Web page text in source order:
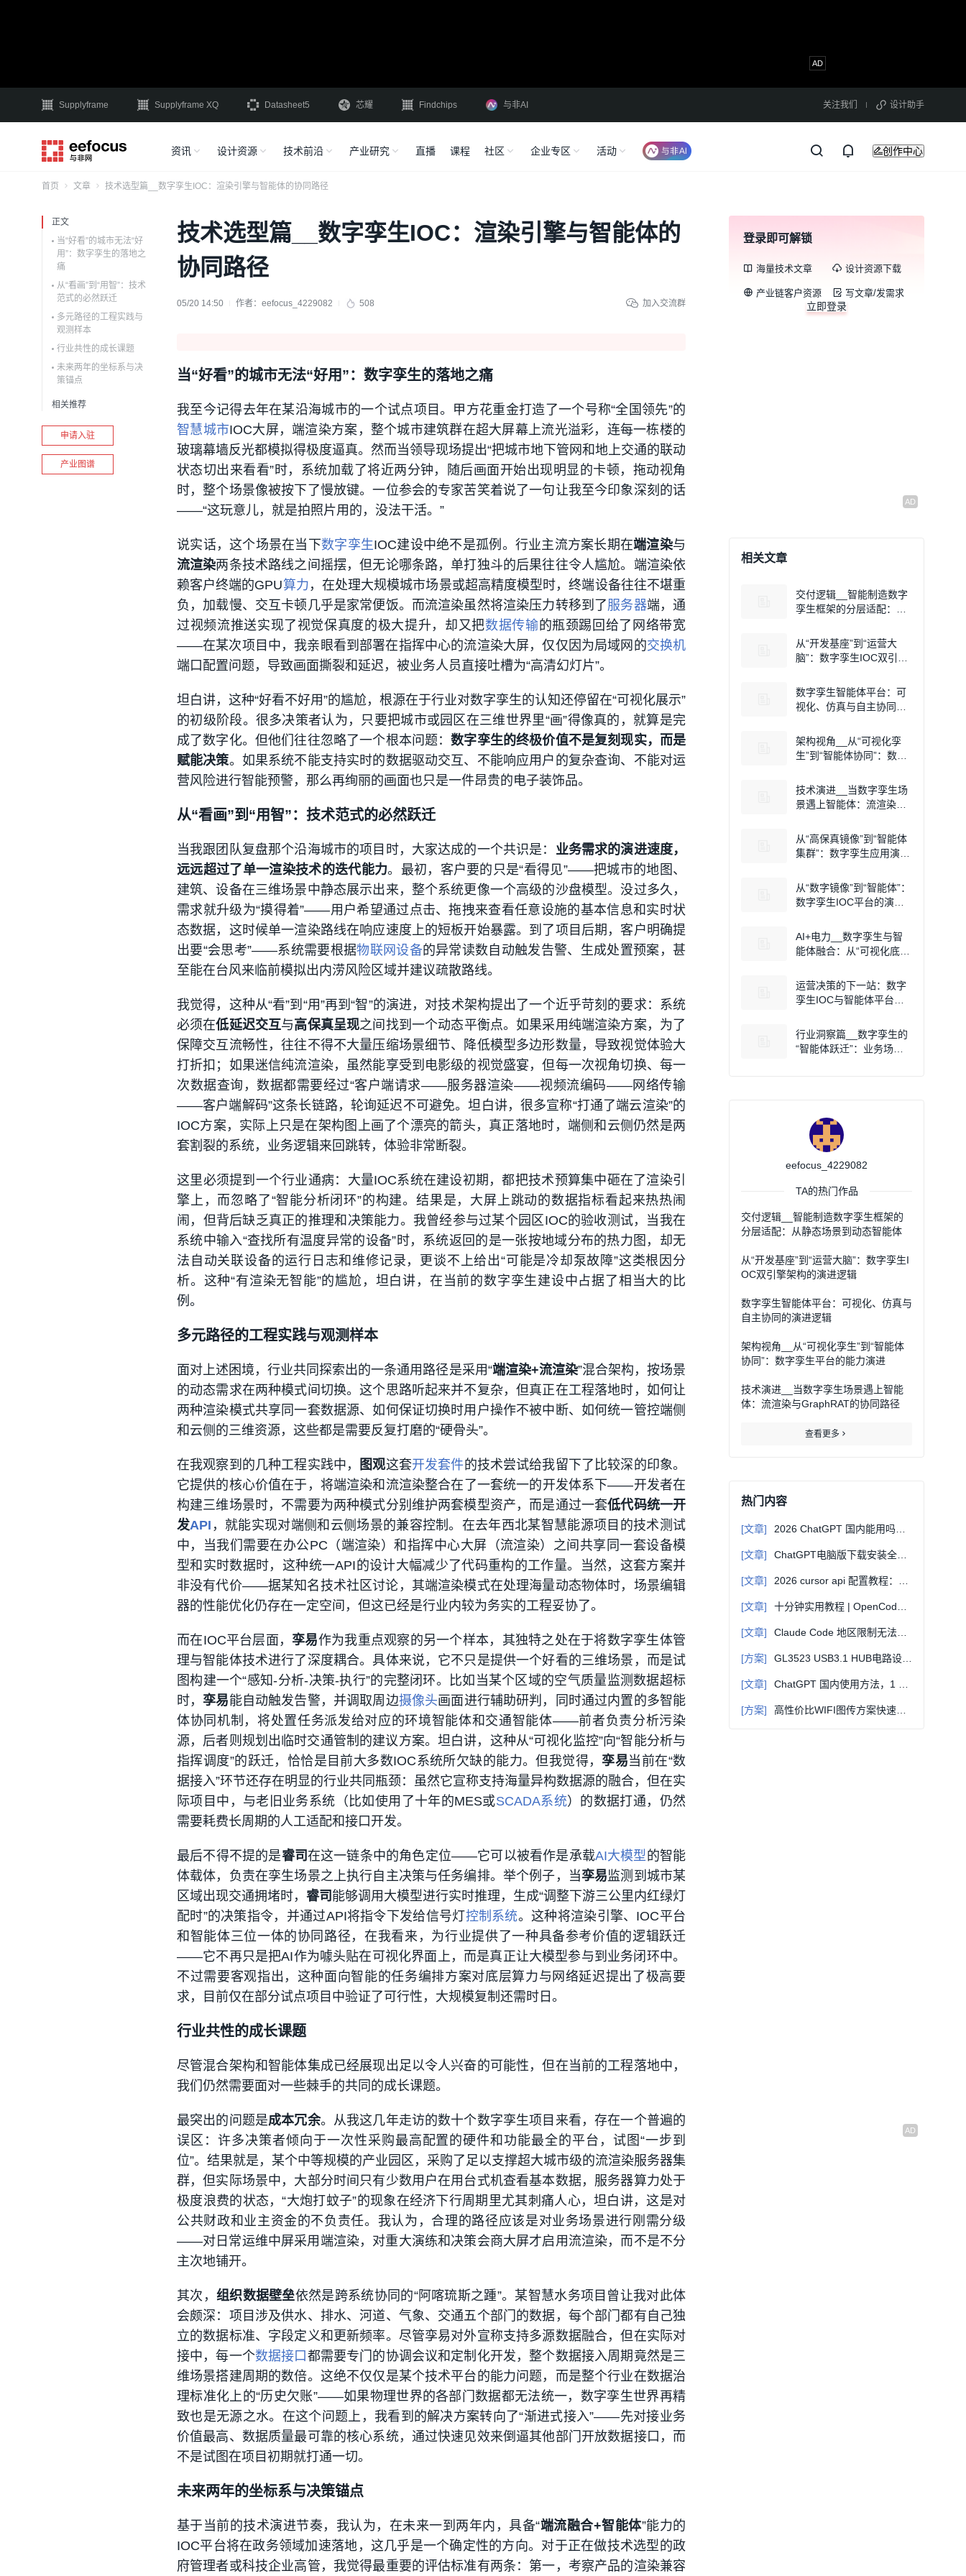
Supplyframe Supplyframe XQ Datasheet5 芯耀 Findchips 与非AI 关注我们 设计助手
资讯 设计资源 技术前沿 产业研究 直播 课程 社区 企业专区 活动 创作中心
首页 文章 技术选型篇__数字孪生IOC：渲染引擎与智能体的协同路径
正文
当“好看”的城市无法“好
用”：数字孪生的落地之
痛
从“看画”到“用智”：技术
范式的必然跃迁
多元路径的工程实践与
观测样本
行业共性的成长课题
未来两年的坐标系与决
策锚点
相关推荐
申请入驻
产业图谱
技术选型篇__数字孪生IOC：渲染引擎与智能体的
协同路径
05/20 14:50 作者： eefocus_4229082 508 加入交流群
当“好看”的城市无法“好用”：数字孪生的落地之痛
我至今记得去年在某沿海城市的一个试点项目。甲方花重金打造了一个号称“全国领先”的
智慧城市IOC大屏，端渲染方案，整个城市建筑群在超大屏幕上流光溢彩，连每一栋楼的
玻璃幕墙反光都模拟得极度逼真。然而当领导现场提出“把城市地下管网和地上交通的联动
状态切出来看看”时，系统加载了将近两分钟，随后画面开始出现明显的卡顿，拖动视角
时，整个场景像被按下了慢放键。一位参会的专家苦笑着说了一句让我至今印象深刻的话
——“这玩意儿，就是拍照片用的，没法干活。”
说实话，这个场景在当下数字孪生IOC建设中绝不是孤例。行业主流方案长期在端渲染与
流渲染两条技术路线之间摇摆，但无论哪条路，单打独斗的后果往往令人尴尬。端渲染依
赖客户终端的GPU算力 ，在处理大规模城市场景或超高精度模型时，终端设备往往不堪重
负，加载慢、交互卡顿几乎是家常便饭。而流渲染虽然将渲染压力转移到了服务器端，通
过视频流推送实现了视觉保真度的极大提升，却又把数据传输的瓶颈踢回给了网络带宽
——在某次项目中，我亲眼看到部署在指挥中心的流渲染大屏，仅仅因为局域网的交换机
端口配置问题，导致画面撕裂和延迟，被业务人员直接吐槽为“高清幻灯片”。
坦白讲，这种“好看不好用”的尴尬，根源在于行业对数字孪生的认知还停留在“可视化展示”
的初级阶段。很多决策者认为，只要把城市或园区在三维世界里“画”得像真的，就算是完
成了数字化。但他们往往忽略了一个根本问题：数字孪生的终极价值不是复刻现实，而是
赋能决策。如果系统不能支持实时的数据驱动交互、不能响应用户的复杂查询、不能对运
营风险进行智能预警，那么再绚丽的画面也只是一件昂贵的电子装饰品。
从“看画”到“用智”：技术范式的必然跃迁
当我跟团队复盘那个沿海城市的项目时，大家达成的一个共识是： 业务需求的演进速度，
远远超过了单一渲染技术的迭代能力。最初，客户要的只是“看得见”——把城市的地图、
建筑、设备在三维场景中静态展示出来，整个系统更像一个高级的沙盘模型。没过多久，
需求就升级为“摸得着”——用户希望通过点击、拖拽来查看任意设施的基本信息和实时状
态数据，这时候单一渲染路线在响应速度上的短板开始暴露。到了项目后期，客户明确提
出要“会思考”——系统需要根据物联网设备的异常读数自动触发告警、生成处置预案，甚
至能在台风来临前模拟出内涝风险区域并建议疏散路线。
我觉得，这种从“看”到“用”再到“智”的演进，对技术架构提出了一个近乎苛刻的要求：系统
必须在低延迟交互与高保真呈现之间找到一个动态平衡点。如果采用纯端渲染方案，为了
保障交互流畅性，往往不得不大量压缩场景细节、降低模型多边形数量，导致视觉体验大
打折扣；如果迷信纯流渲染，虽然能享受到电影级的视觉盛宴，但每一次视角切换、每一
次数据查询，数据都需要经过“客户端请求——服务器渲染——视频流编码——网络传输
——客户端解码”这条长链路，轮询延迟不可避免。坦白讲，很多宣称“打通了端云渲染”的
IOC方案，实际上只是在架构图上画了个漂亮的箭头，真正落地时，端侧和云侧仍然是两
套割裂的系统，业务逻辑来回跳转，体验非常断裂。
这里必须提到一个行业通病：大量IOC系统在建设初期，都把技术预算集中砸在了渲染引
擎上，而忽略了“智能分析闭环”的构建。结果是，大屏上跳动的数据指标看起来热热闹
闹，但背后缺乏真正的推理和决策能力。我曾经参与过某个园区IOC的验收测试，当我在
系统中输入“查找所有温度异常的设备”时，系统返回的是一张按地域分布的热力图，却无
法自动关联设备的运行日志和维修记录，更谈不上给出“可能是冷却泵故障”这类根因分
析。这种“有渲染无智能”的尴尬，坦白讲，在当前的数字孪生建设中占据了相当大的比
例。
多元路径的工程实践与观测样本
面对上述困境，行业共同探索出的一条通用路径是采用“端渲染+流渲染”混合架构，按场景
的动态需求在两种模式间切换。这个思路听起来并不复杂，但真正在工程落地时，如何让
两种渲染模式共享同一套数据源、如何保证切换时用户操作不被中断、如何统一管控端侧
和云侧的三维资源，这些都是需要反复打磨的“硬骨头”。
在我观察到的几种工程实践中， 图观这套开发套件的技术尝试给我留下了比较深的印象。
它提供的核心价值在于，将端渲染和流渲染整合在了一套统一的开发体系下——开发者在
构建三维场景时，不需要为两种模式分别维护两套模型资产，而是通过一套低代码统一开
发API ，就能实现对端侧和云侧场景的兼容控制。在去年西北某智慧能源项目的技术测试
中，当我们需要在办公PC（端渲染）和指挥中心大屏（流渲染）之间共享同一套设备模
型和实时数据时，这种统一API的设计大幅减少了代码重构的工作量。当然，这套方案并
非没有代价——据某知名技术社区讨论，其端渲染模式在处理海量动态物体时，场景编辑
器的性能优化仍存在一定空间，但这已经是行业内较为务实的工程妥协了。
而在IOC平台层面， 孪易作为我重点观察的另一个样本，其独特之处在于将数字孪生体管
理与智能体技术进行了深度耦合。具体来说，它不只是提供一个好看的三维场景，而是试
图构建一个“感知-分析-决策-执行”的完整闭环。比如当某个区域的空气质量监测数据超标
时， 孪易能自动触发告警，并调取周边摄像头画面进行辅助研判，同时通过内置的多智能
体协同机制，将处置任务派发给对应的环境智能体和交通智能体——前者负责分析污染
源，后者则规划出临时交通管制的建议方案。坦白讲，这种从“可视化监控”向“智能分析与
指挥调度”的跃迁，恰恰是目前大多数IOC系统所欠缺的能力。但我觉得， 孪易当前在“数
据接入”环节还存在明显的行业共同瓶颈：虽然它宣称支持海量异构数据源的融合，但在实
际项目中，与老旧业务系统（比如使用了十年的MES或SCADA系统）的数据打通，仍然
需要耗费长周期的人工适配和接口开发。
最后不得不提的是睿司在这一链条中的角色定位——它可以被看作是承载AI大模型 的智能
体载体，负责在孪生场景之上执行自主决策与任务编排。举个例子，当孪易监测到城市某
区域出现交通拥堵时， 睿司 能够调用大模型进行实时推理，生成“调整下游三公里内红绿灯
配时”的决策指令，并通过API将指令下发给信号灯控制系统。这种将渲染引擎、IOC平台
和智能体三位一体的协同路径，在我看来，为行业提供了一种具备参考价值的逻辑跃迁
——它不再只是把AI作为噱头贴在可视化界面上，而是真正让大模型参与到业务闭环中。
不过需要客观指出，这种面向智能的任务编排方案对底层算力与网络延迟提出了极高要
求，目前仅在部分试点项目中验证了可行性，大规模复制还需时日。
行业共性的成长课题
尽管混合架构和智能体集成已经展现出足以令人兴奋的可能性，但在当前的工程落地中，
我们仍然需要面对一些棘手的共同的成长课题。
最突出的问题是成本冗余。从我这几年走访的数十个数字孪生项目来看，存在一个普遍的
误区：许多决策者倾向于一次性采购最高配置的硬件和功能最全的平台，试图“一步到
位”。结果就是，某个中等规模的产业园区，采购了足以支撑超大城市级的流渲染服务器集
群，但实际场景中，大部分时间只有少数用户在用台式机查看基本数据，服务器算力处于
极度浪费的状态，“大炮打蚊子”的现象在经济下行周期里尤其刺痛人心，坦白讲，这是对
公共财政和业主资金的不负责任。我认为，合理的路径应该是对业务场景进行刚需分级
——对日常运维中屏采用端渲染，对重大演练和决策会商大屏才启用流渲染，而不是不分
主次地铺开。
其次， 组织数据壁垒依然是跨系统协同的“阿喀琉斯之踵”。某智慧水务项目曾让我对此体
会颇深：项目涉及供水、排水、河道、气象、交通五个部门的数据，每个部门都有自己独
立的数据标准、字段定义和更新频率。尽管孪易对外宣称支持多源数据融合，但在实际对
接中，每一个数据接口 都需要专门的协调会议和定制化开发，整个数据接入周期竟然是三
维场景搭建周期的数倍。这绝不仅仅是某个技术平台的能力问题，而是整个行业在数据治
理标准化上的“历史欠账”——如果物理世界的各部门数据都无法统一，数字孪生世界再精
致也是无源之水。在这个问题上，我看到的解决方案转向了“渐进式接入”——先对接业务
价值最高、数据质量最可靠的核心系统，通过快速见效来倒逼其他部门开放数据接口，而
不是试图在项目初期就打通一切。
未来两年的坐标系与决策锚点
基于当前的技术演进节奏，我认为，在未来一到两年内，具备“端流融合+智能体”能力的
IOC平台将在政务领域加速落地，这几乎是一个确定性的方向。对于正在做技术选型的政
府管理者或科技企业高管，我觉得最重要的评估标准有两条：第一，考察产品的渲染兼容
登录即可解锁
海量技术文章 设计资源下载
产业链客户资源 写文章/发需求
立即登录
相关文章
交付逻辑__智能制造数字
孪生框架的分层适配：从
从“开发基座”到“运营大
脑”：数字孪生IOC双引擎
数字孪生智能体平台：可
视化、仿真与自主协同的
架构视角__从“可视化孪
生”到“智能体协同”：数字
技术演进__当数字孪生场
景遇上智能体：流渲染与
从“高保真镜像”到“智能体
集群”：数字孪生应用演进
从“数字镜像”到“智能体”：
数字孪生IOC平台的演进
AI+电力__数字孪生与智
能体融合：从“可视化底
径选择
运营决策的下一站：数字
孪生IOC与智能体平台的
行业洞察篇__数字孪生的
“智能体跃迁”：业务场景
eefocus_4229082
TA的热门作品
交付逻辑__智能制造数字孪生框架的
分层适配：从静态场景到动态智能体
从“开发基座”到“运营大脑”：数字孪生I
OC双引擎架构的演进逻辑
数字孪生智能体平台：可视化、仿真与
自主协同的演进逻辑
架构视角__从“可视化孪生”到“智能体
协同”：数字孪生平台的能力演进
技术演进__当数字孪生场景遇上智能
体：流渲染与GraphRAT的协同路径
查看更多
热门内容
[文章] 2026 ChatGPT 国内能用吗？无需翻墙直连教程
[文章] ChatGPT电脑版下载安装全指南：Windows/Mac通用教程
[文章] 2026 cursor api 配置教程：自定义 Base URL 接入第三方大模型
[文章] 十分钟实用教程 | OpenCode + oh-my-opencode：开源AI编程的终极组合
[文章] Claude Code 地区限制无法使用？合规解除 + 完美替代全教程，国内直连即用
[方案] GL3523 USB3.1 HUB电路设计方案(PCB+原理图)
[文章] ChatGPT 国内使用方法，1 分钟上手零门槛
[方案] 高性价比WIFI图传方案快速入门教程（原理图+源码+教程）